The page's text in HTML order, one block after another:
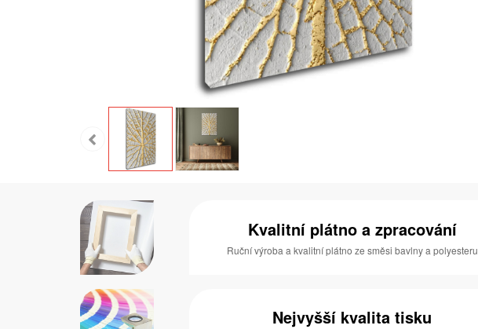
Kvalitní plátno a zpracování
Ruční výroba a kvalitní plátno ze směsi bavlny a polyesteru
Nejvyšší kvalita tisku